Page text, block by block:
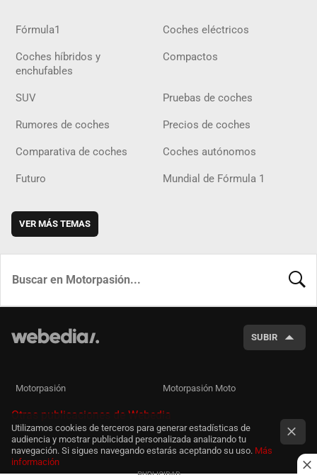
Fórmula1 Coches eléctricos
Coches híbridos y
enchufables
Compactos
SUV Pruebas de coches
Rumores de coches Precios de coches
Comparativa de coches Coches autónomos
Futuro Mundial de Fórmula 1
VER MÁS TEMAS
SUBIR
Motorpasión Motorpasión Moto
Otras publicaciones de Webedia
Utilizamos cookies de terceros para generar estadísticas de
audiencia y mostrar publicidad personalizada analizando tu
navegación. Si sigues navegando estarás aceptando su uso. Más
información